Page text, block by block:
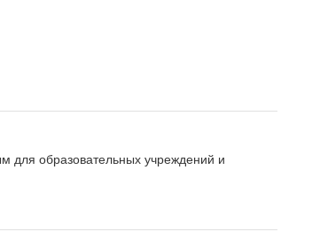
для образовательных учреждений и